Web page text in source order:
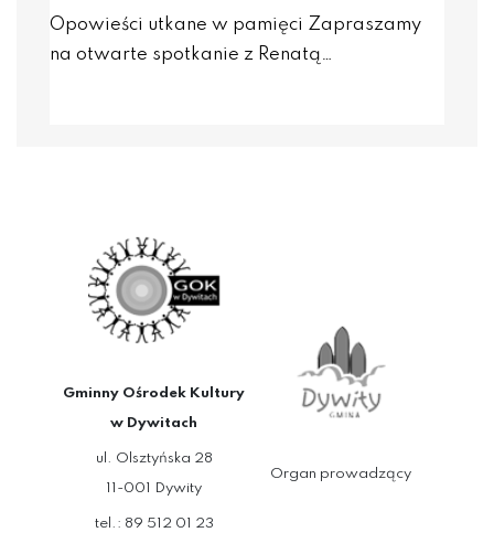
Opowieści utkane w pamięci Zapraszamy
na otwarte spotkanie z Renatą…
Gminny Ośrodek Kultury
w Dywitach
ul. Olsztyńska 28
11-001 Dywity
tel.: 89 512 01 23
Organ prowadzący